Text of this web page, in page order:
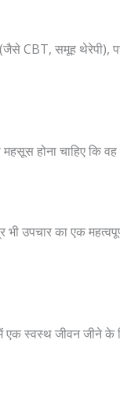
समूह थेरेपी),
होना चाहिए
उपचार का एक
एक स्वस्थ जीवन जीने